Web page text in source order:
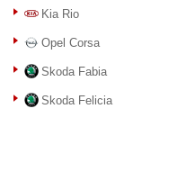
Kia Rio
Opel Corsa
Skoda Fabia
Skoda Felicia